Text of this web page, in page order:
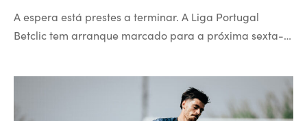
A espera está prestes a terminar. A Liga Portugal
Betclic tem arranque marcado para a próxima sexta-…